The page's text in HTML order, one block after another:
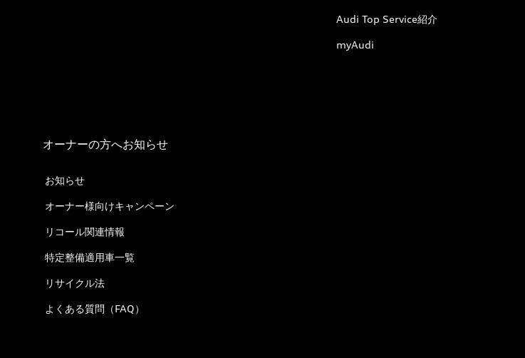
Audi Top Service紹介
myAudi
オーナーの方へお知らせ
お知らせ
オーナー様向けキャンペーン
リコール関連情報
特定整備適用車一覧
リサイクル法
よくある質問（FAQ）